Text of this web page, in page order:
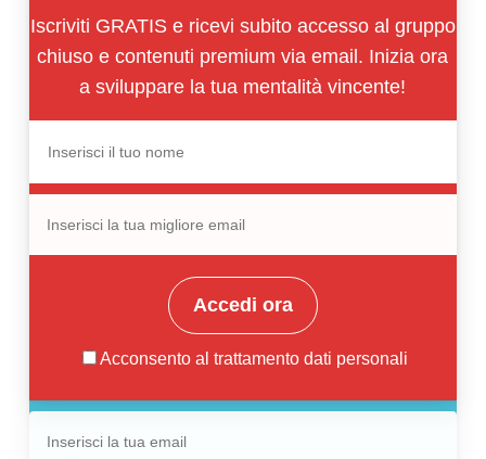
Iscriviti GRATIS e ricevi subito accesso al gruppo
chiuso e contenuti premium via email. Inizia ora
a sviluppare la tua mentalità vincente!
Accedi ora
Acconsento al trattamento dati personali